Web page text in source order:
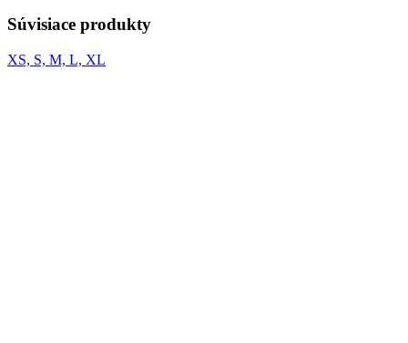
Súvisiace produkty
XS, S, M, L, XL